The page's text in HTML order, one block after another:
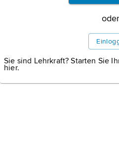
oder
Sie sind Lehrkraft? Starten Sie
hier.